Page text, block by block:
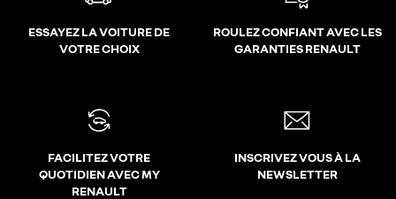
ESSAYEZ LA VOITURE DE
VOTRE CHOIX
ROULEZ CONFIANT AVEC LES
GARANTIES RENAULT
FACILITEZ VOTRE
QUOTIDIEN AVEC MY
RENAULT
INSCRIVEZ VOUS À LA
NEWSLETTER